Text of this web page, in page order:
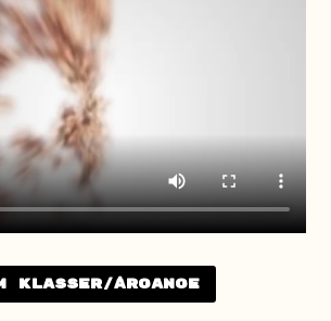
klasser/årgange